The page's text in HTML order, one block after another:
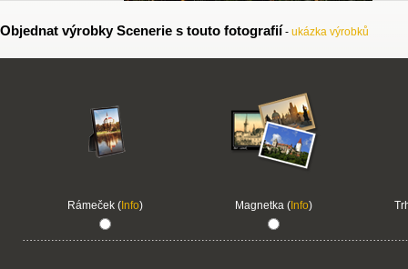
Objednat výrobky Scenerie s touto fotografií - ukázka výrobků
Rámeček (Info) Magnetka (Info)